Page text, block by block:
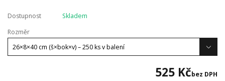
Dostupnost
Skladem
Rozměr
525 Kčbez DPH